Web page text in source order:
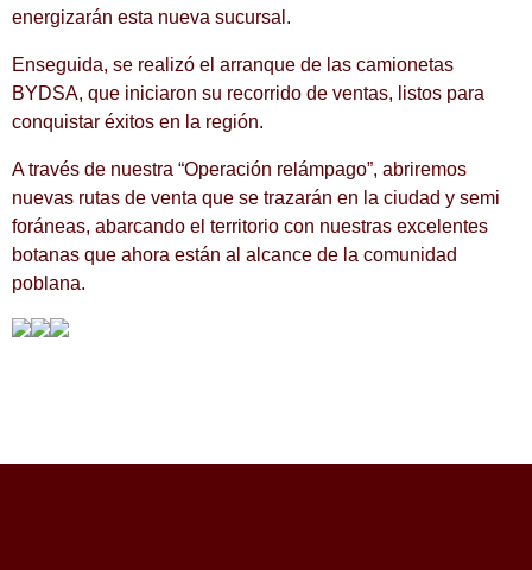
energizarán esta nueva sucursal.
Enseguida, se realizó el arranque de las camionetas
BYDSA, que iniciaron su recorrido de ventas, listos para
conquistar éxitos en la región.
A través de nuestra “Operación relámpago”, abriremos
nuevas rutas de venta que se trazarán en la ciudad y semi
foráneas, abarcando el territorio con nuestras excelentes
botanas que ahora están al alcance de la comunidad
poblana.